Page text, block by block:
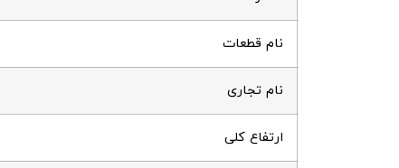
نام قطعات
نام تجاری
ارتفاع کلی